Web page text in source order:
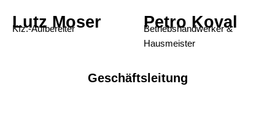
Lutz Moser
Kfz.-Aufbereiter Petro Koval
Betriebshandwerker &
Hausmeister
Geschäftsleitung